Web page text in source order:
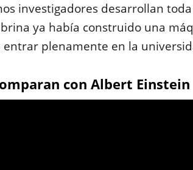
investigadores desarrollan
ya había construido una
entrar plenamente en la
con Albert Einstein